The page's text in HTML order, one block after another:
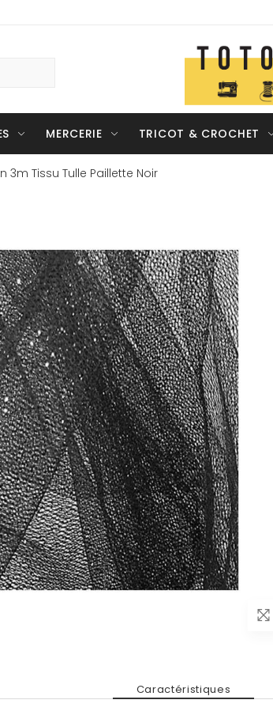
MERCERIE TRICOT & CROCHET
3m Tissu Tulle Paillette Noir
Caractéristiques